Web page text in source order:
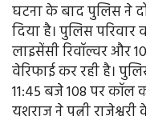
घटना के बाद पुलिस ने
दिया है। पुलिस
लाइसेंसी रिवॉल्वर और
वेरिफाई कर रही है।
11:45 बजे 108 पर
यशराज ने पत्नी